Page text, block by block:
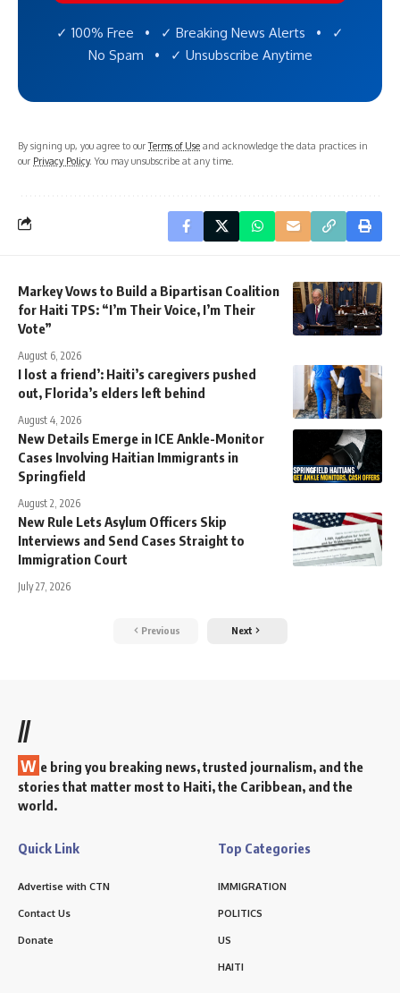
✓ 100% Free • ✓ Breaking News Alerts • ✓
No Spam • ✓ Unsubscribe Anytime
By signing up, you agree to ourTerms of Use and acknowledge the data practices in
our Privacy Policy. You may unsubscribe at any time.
Markey Vows to Build a Bipartisan Coalition
for Haiti TPS: “I’m Their Voice, I’m Their
Vote”
August 6, 2026
I lost a friend’: Haiti’s caregivers pushed
out, Florida’s elders left behind
August 4, 2026
New Details Emerge in ICE Ankle-Monitor
Cases Involving Haitian Immigrants in
Springfield
August 2, 2026
New Rule Lets Asylum Officers Skip
Interviews and Send Cases Straight to
Immigration Court
July 27, 2026
Previous Next
//
W e bring you breaking news, trusted journalism, and the
stories that matter most to Haiti, the Caribbean, and the
world.
Quick Link
Advertise with CTN
Contact Us
Donate
Top Categories
IMMIGRATION
POLITICS
US
HAITI